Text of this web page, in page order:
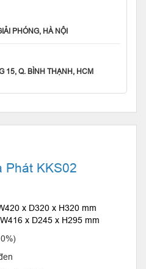
PHÓNG, HÀ NỘI
15, Q. BÌNH THẠNH, HCM
Phát KKS02
x D320 x H320 mm
x H295 mm